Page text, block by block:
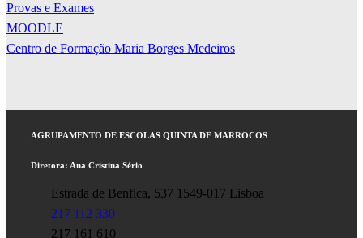
Provas e Exames
MOODLE
Centro de Formação Maria Borges Medeiros
AGRUPAMENTO DE ESCOLAS QUINTA DE MARROCOS
Diretora: Ana Cristina Sério
Estrada de Benfica, 537 1549-017 Lisboa
217 112 330
217 161 610